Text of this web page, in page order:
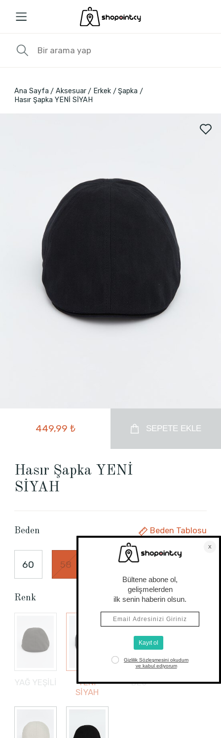
Ana Sayfa Aksesuar Erkek
Şapka
Hasır Şapka YENİ SİYAH
449,99 ₺ SEPETE EKLE
Hasır Şapka YENİ
SİYAH
Beden Beden Tablosu
60 58
Renk
YAĞ YEŞİLİ
YENİ
SİYAH
BEJ